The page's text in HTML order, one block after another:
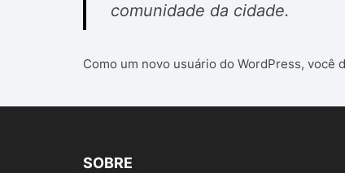
comunidade da cidade.
Como um novo usuário do WordPress, você
SOBRE